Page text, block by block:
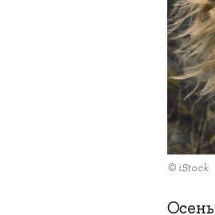
© iStock